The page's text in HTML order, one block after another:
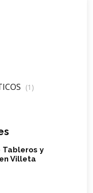
(1)
Tableros y
Villeta